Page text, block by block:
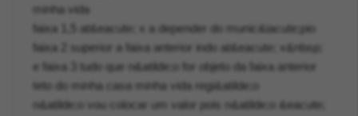
minha vida
faixa 1,5 at&eacute; x a depender do munic&iacute;pio
faixa 2 superior a faixa anterior indo at&eacute; x&nbsp;
e faixa 3 tudo que n&atilde;o for objeto da faixa anterior
teto do minha casa minha vida regi&atilde;o
n&atilde;o vou colocar um valor pois n&atilde;o &eacute;